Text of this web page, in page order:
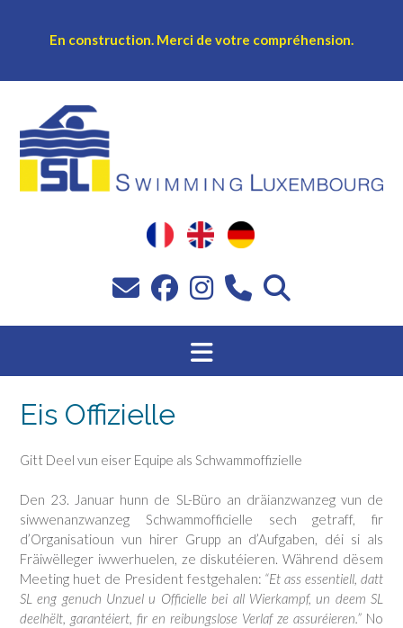
En construction. Merci de votre compréhension.
Inhalt
Eis Offizielle
Gitt Deel vun eiser Equipe als Schwammoffizielle
Den 23. Januar hunn de SL-Büro an dräianzwanzeg vun de
siwwenanzwanzeg Schwammofficielle sech getraff, fir
d’Organisatioun vun hirer Grupp an d’Aufgaben, déi si als
Fräiwëlleger iwwerhuelen, ze diskutéieren. Während dësem
Meeting huet de President festgehalen: “Et ass essentiell, datt
SL eng genuch Unzuel u Officielle bei all Wierkampf, un deem SL
deelhëlt, garantéiert, fir en reibungslose Verlaf ze assuréieren.” No